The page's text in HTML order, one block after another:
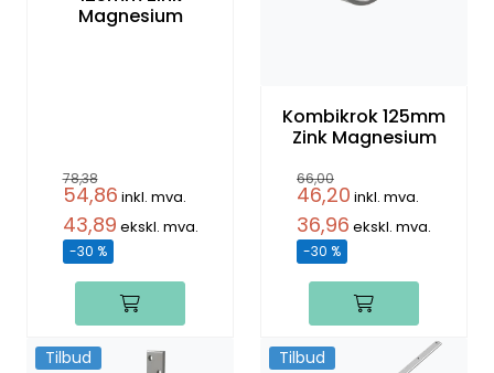
Magnesium
78,38
54,86 inkl. mva.
43,89 ekskl. mva.
-30 %
Kombikrok 125mm
Zink Magnesium
66,00
46,20 inkl. mva.
36,96 ekskl. mva.
-30 %
Tilbud Tilbud